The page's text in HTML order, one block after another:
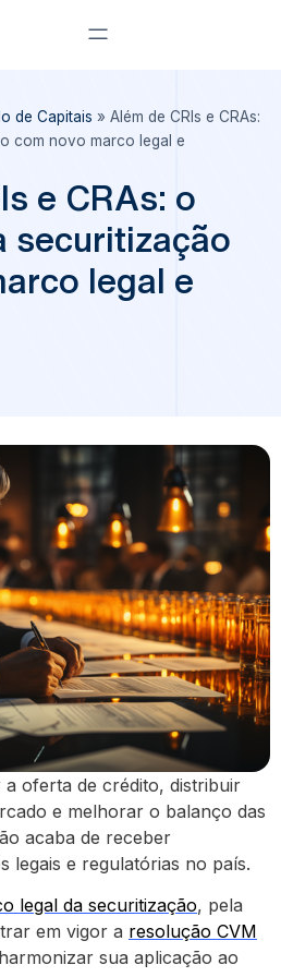
de Capitais » Além de CRIs e CRAs:
com novo marco legal e
e CRAs: o
securitização
legal e
a oferta de crédito, distribuir
e melhorar o balanço das
acaba de receber
legais e regulatórias no país.
legal da securitização, pela
em vigor a resolução CVM
sua aplicação ao